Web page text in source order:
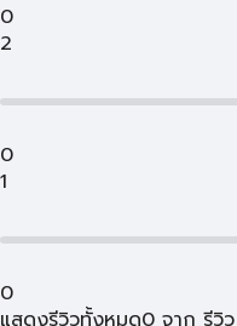
0
2
0
1
0
แสดงรีวิวทั้งหมด0 จาก รีวิว